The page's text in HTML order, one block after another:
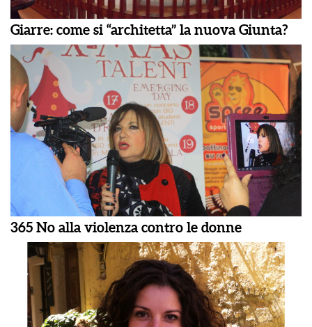
Giarre: come si “architetta” la nuova Giunta?
365 No alla violenza contro le donne